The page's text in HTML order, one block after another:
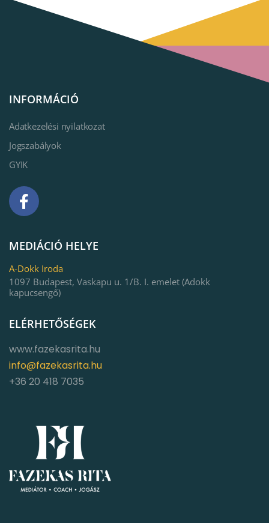
ELÉRHETŐSÉGEK
www.fazekasrita.hu
info@fazekasrita.hu
+36 20 418 7035
MEDIÁCIÓ HELYE
A-Dokk Iroda
1097 Budapest, Vaskapu u. 1/B. I. emelet (Adokk
kapucsengő)
INFORMÁCIÓ
Adatkezelési nyilatkozat
Jogszabályok
GYIK